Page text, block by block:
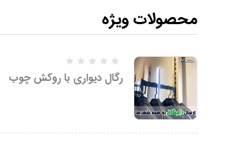
محصولات ویژه
رگال دیواری با روکش چوب